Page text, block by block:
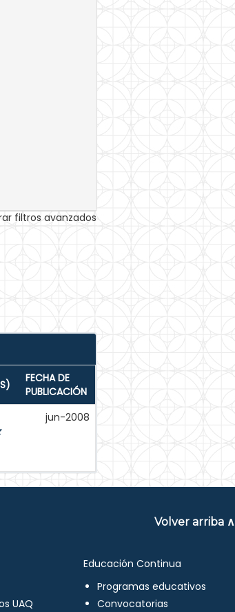
filtros avanzados
FECHA DE
PUBLICACIÓN
jun-2008
Volver arriba ∧
UAQ
Educación Continua
Programas educativos
Convocatorias